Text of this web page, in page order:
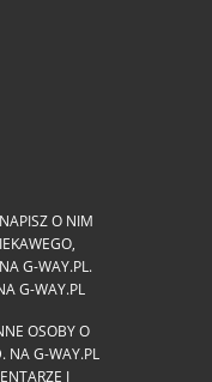
O NIM
G-WAY.PL.
G-WAY.PL
OSOBY O
NA G-WAY.PL
I